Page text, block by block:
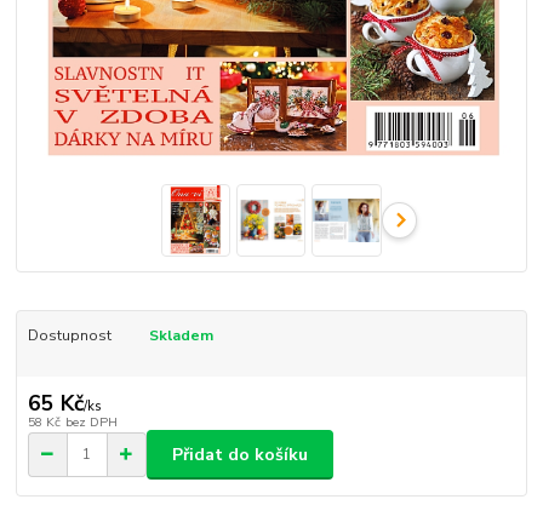
Dostupnost Skladem
65 Kč/ks
58 Kč bez DPH
Přidat do košíku